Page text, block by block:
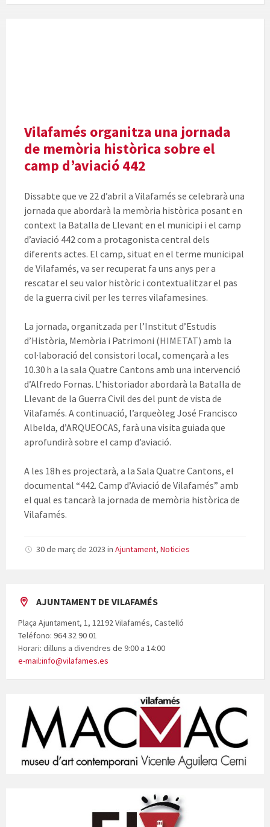
Vilafamés organitza una jornada
de memòria històrica sobre el
camp d’aviació 442
Dissabte que ve 22 d’abril a Vilafamés se celebrarà una
jornada que abordarà la memòria històrica posant en
context la Batalla de Llevant en el municipi i el camp
d’aviació 442 com a protagonista central dels
diferents actes. El camp, situat en el terme municipal
de Vilafamés, va ser recuperat fa uns anys per a
rescatar el seu valor històric i contextualitzar el pas
de la guerra civil per les terres vilafamesines.
La jornada, organitzada per l’Institut d’Estudis
d’Història, Memòria i Patrimoni (HIMETAT) amb la
col·laboració del consistori local, començarà a les
10.30 h a la sala Quatre Cantons amb una intervenció
d’Alfredo Fornas. L’historiador abordarà la Batalla de
Llevant de la Guerra Civil des del punt de vista de
Vilafamés. A continuació, l’arqueòleg José Francisco
Albelda, d’ARQUEOCAS, farà una visita guiada que
aprofundirà sobre el camp d’aviació.
A les 18h es projectarà, a la Sala Quatre Cantons, el
documental “442. Camp d’Aviació de Vilafamés” amb
el qual es tancarà la jornada de memòria històrica de
Vilafamés.
30 de març de 2023 in Ajuntament, Noticies
AJUNTAMENT DE VILAFAMÉS
Plaça Ajuntament, 1, 12192 Vilafamés, Castelló
Teléfono: 964 32 90 01
Horari: dilluns a divendres de 9:00 a 14:00
e-mail:info@vilafames.es